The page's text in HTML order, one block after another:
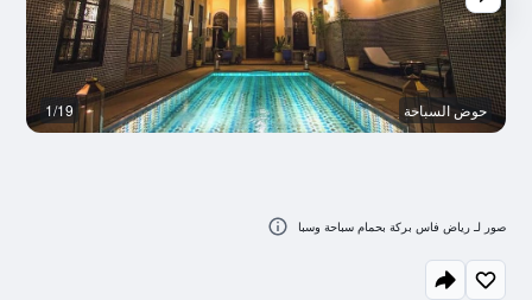
حوض السباحة 1/19
صور لـ رياض فاس بركة بحمام سباحة وسبا